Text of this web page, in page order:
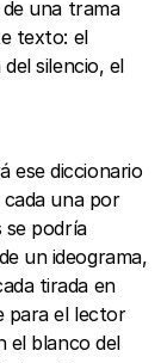
una trama
texto: el
silencio, el
ese diccionario
cada una por
se podría
un ideograma,
tirada en
para el lector
el blanco del